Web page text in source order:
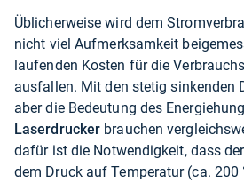
Üblicherweise wird dem
nicht viel Aufmerksamkeit
laufenden Kosten für die
ausfallen. Mit den stetig sinkenden
aber die Bedeutung des
Laserdrucker brauchen
dafür ist die Notwendigkeit, dass
dem Druck auf Temperatur (ca. 200